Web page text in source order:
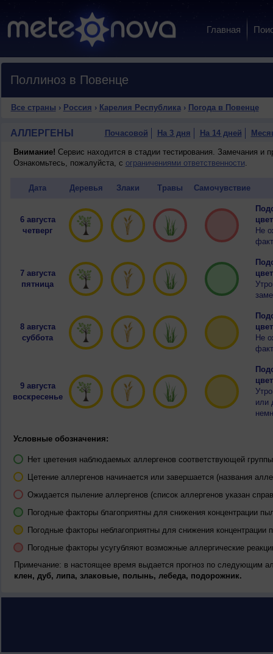
Главная
Поллиноз в Повенце
Все страны › Россия › Карелия Республика› Погода в Повенце
АЛЛЕРГЕНЫ Почасовой На 3 дня На 14 дней
Внимание! Сервис находится в стадии тестирования. Замечания и
Ознакомьтесь, пожалуйста, с ограничениями ответственности.
Дата Деревья Злаки Травы Самочувствие
6 августа
четверг
Не
7 августа
пятница
8 августа
суббота
Не
9 августа
воскресенье
или
Условные обозначения:
Нет цветения наблюдаемых аллергенов соответствующей
Цетение аллергенов начинается или завершается (названия
Ожидается пыление аллергенов (список аллергенов указан
Погодные факторы благоприятны для снижения концентрации
Погодные факторы неблагоприятны для снижения концентрации
Погодные факторы усугубляют возможные аллергические
Примечание: в настоящее время выдается прогноз по следующим
клен, дуб, липа, злаковые, полынь, лебеда, подорожник.